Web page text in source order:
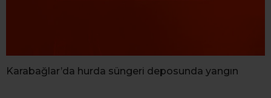
Karabağlar’da hurda süngeri deposunda yangın